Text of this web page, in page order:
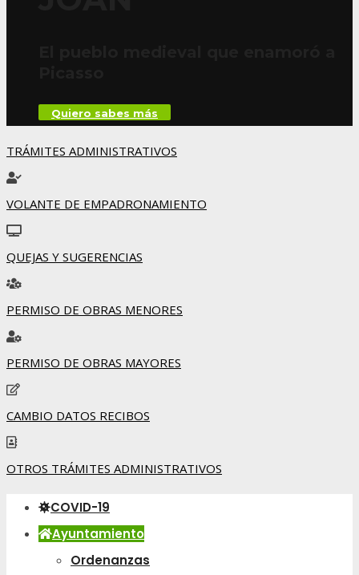
Quiero sabes más
TRÁMITES ADMINISTRATIVOS
VOLANTE DE EMPADRONAMIENTO
QUEJAS Y SUGERENCIAS
PERMISO DE OBRAS MENORES
PERMISO DE OBRAS MAYORES
CAMBIO DATOS RECIBOS
OTROS TRÁMITES ADMINISTRATIVOS
COVID-19
Ayuntamiento
Ordenanzas